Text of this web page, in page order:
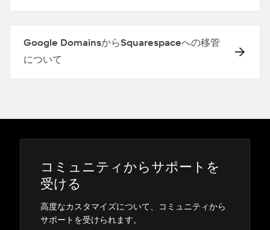
Google DomainsからSquarespaceへの移管
について
コミ⁠ュニテ⁠ィからサポ⁠ートを
受ける
高度なカスタマイズについて⁠、コミ⁠ュニテ⁠ィから
サポ⁠ートを受けられます⁠。